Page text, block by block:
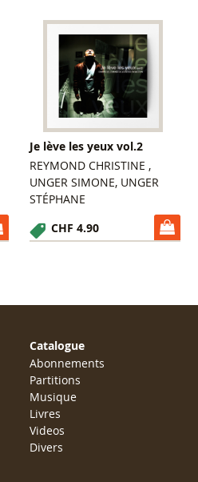
Je lève les yeux vol.2
REYMOND CHRISTINE ,
UNGER SIMONE, UNGER
STÉPHANE
CHF 4.90
Catalogue
Abonnements
Partitions
Musique
Livres
Videos
Divers